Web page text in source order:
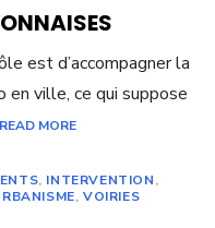
est d’accompagner la
en ville, ce qui suppose
READ MORE
, INTERVENTION,
,VOIRIES